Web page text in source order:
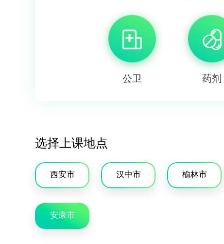
公卫 药剂
选择上课地点
西安市 汉中市 榆林市
安康市